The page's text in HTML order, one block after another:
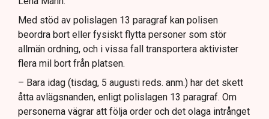
Med stöd av polislagen 13 paragraf kan polisen
beordra bort eller fysiskt flytta personer som stör
allmän ordning, och i vissa fall transportera aktivister
flera mil bort från platsen.
– Bara idag (tisdag, 5 augusti reds. anm.) har det skett
åtta avlägsnanden, enligt polislagen 13 paragraf. Om
personerna vägrar att följa order och det olaga intrånget